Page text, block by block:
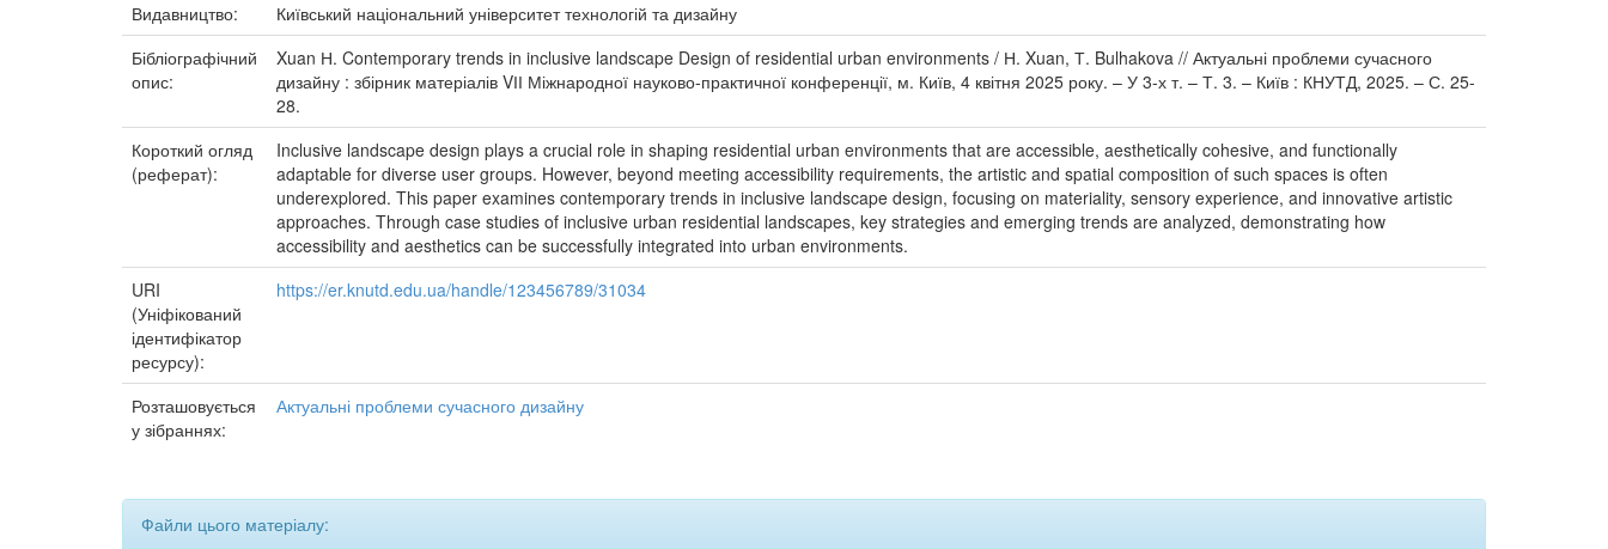
Видавництво:
Київський національний університет технологій та дизайну
Бібліографічний
опис:
Xuan Н. Contemporary trends in inclusive landscape Design of residential urban environments / Н. Xuan, Т. Bulhakova // Актуальні проблеми сучасного
дизайну : збірник матеріалів VІІ Міжнародної науково-практичної конференції, м. Київ, 4 квітня 2025 року. – У 3-х т. – Т. 3. – Київ : КНУТД, 2025. – С. 25-
28.
Короткий огляд
(реферат):
Inclusive landscape design plays a crucial role in shaping residential urban environments that are accessible, aesthetically cohesive, and functionally
adaptable for diverse user groups. However, beyond meeting accessibility requirements, the artistic and spatial composition of such spaces is often
underexplored. This paper examines contemporary trends in inclusive landscape design, focusing on materiality, sensory experience, and innovative artistic
approaches. Through case studies of inclusive urban residential landscapes, key strategies and emerging trends are analyzed, demonstrating how
accessibility and aesthetics can be successfully integrated into urban environments.
URI
(Уніфікований
ідентифікатор
ресурсу):
https://er.knutd.edu.ua/handle/123456789/31034
Розташовується
у зібраннях:
Актуальні проблеми сучасного дизайну
Файли цього матеріалу: